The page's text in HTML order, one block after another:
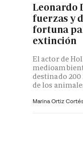
Leonardo
fuerzas y
fortuna
extinción
El actor de
destinado
de los
Marina Ortiz